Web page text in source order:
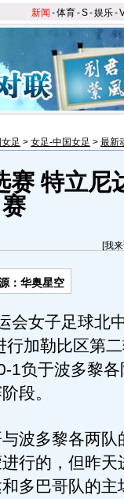
新闻 -体育-S-娱乐-
足 > 女足-中国女足 > 最新
赛 特立尼
赛
[我
：华奥星空
女子足球北
加勒比区第
1负于波多黎
段。
多黎各两队
行的，但昨天
多巴哥队的主